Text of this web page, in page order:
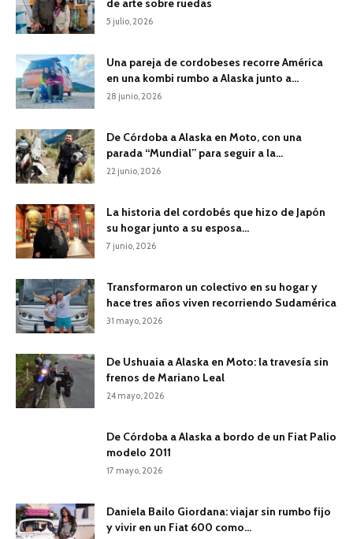
de arte sobre ruedas
5 julio, 2026
Una pareja de cordobeses recorre América
en una kombi rumbo a Alaska junto a...
28 junio, 2026
De Córdoba a Alaska en Moto, con una
parada “Mundial” para seguir a la...
22 junio, 2026
La historia del cordobés que hizo de Japón
su hogar junto a su esposa...
7 junio, 2026
Transformaron un colectivo en su hogar y
hace tres años viven recorriendo Sudamérica
31 mayo, 2026
De Ushuaia a Alaska en Moto: la travesía sin
frenos de Mariano Leal
24 mayo, 2026
De Córdoba a Alaska a bordo de un Fiat Palio
modelo 2011
17 mayo, 2026
Daniela Bailo Giordana: viajar sin rumbo fijo
y vivir en un Fiat 600 como...